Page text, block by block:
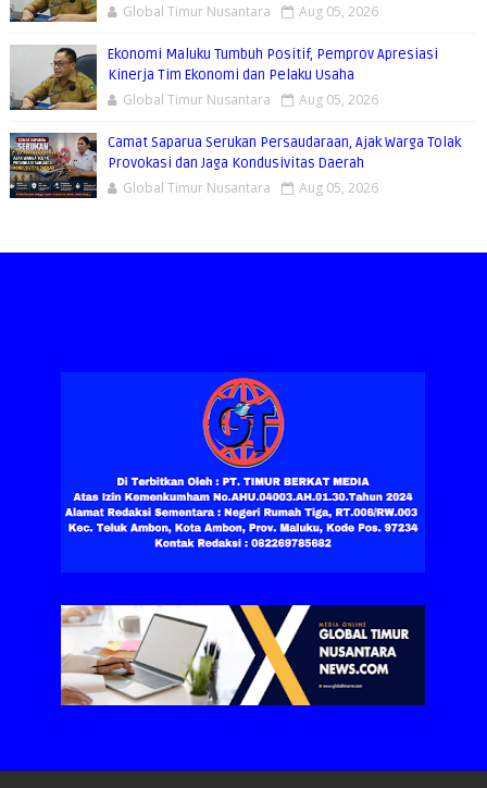
Global Timur Nusantara Aug 05, 2026
Ekonomi Maluku Tumbuh Positif, Pemprov Apresiasi
Kinerja Tim Ekonomi dan Pelaku Usaha
Global Timur Nusantara Aug 05, 2026
Camat Saparua Serukan Persaudaraan, Ajak Warga Tolak
Provokasi dan Jaga Kondusivitas Daerah
Global Timur Nusantara Aug 05, 2026